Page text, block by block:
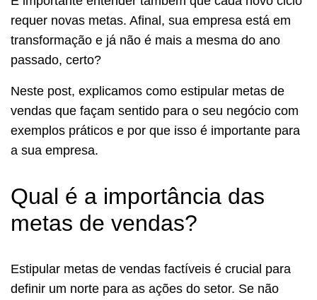
requer novas metas. Afinal, sua empresa está em
transformação e já não é mais a mesma do ano
passado, certo?
Neste post, explicamos como estipular metas de
vendas que façam sentido para o seu negócio com
exemplos práticos e por que isso é importante para
a sua empresa.
Qual é a importância das
metas de vendas?
Estipular metas de vendas factíveis é crucial para
definir um norte para as ações do setor. Se não